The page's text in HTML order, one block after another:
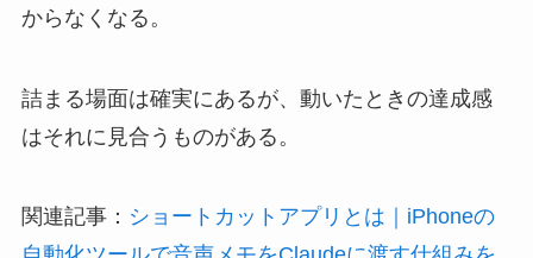
からなくなる。
詰まる場面は確実にあるが、動いたときの達成感
はそれに見合うものがある。
関連記事： ショートカットアプリとは｜iPhoneの